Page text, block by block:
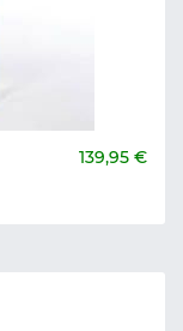
139,95 €